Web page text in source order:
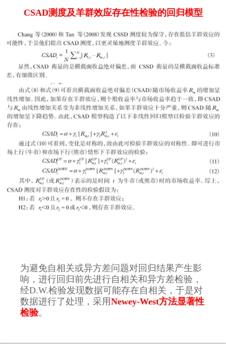
CSAD测度及羊群效应存在性检验的回归模型
为避免自相关或异方差问题对回归结果产生影
响，进行回归前先进行自相关和异方差检验，
经D.W.检验发现数据可能存在自相关，于是对
数据进行了处理，采用Newey-West方法显著性
检验。